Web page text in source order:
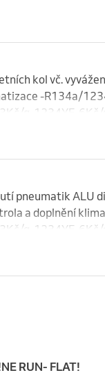
kol vč.
-R134a/
g, 1234YF-6Kč/
pneumatik ALU
a doplnění
g, 1234YF-6Kč/
RUN- FLAT!